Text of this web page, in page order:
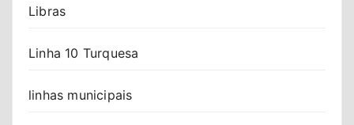
Libras
Linha 10 Turquesa
linhas municipais